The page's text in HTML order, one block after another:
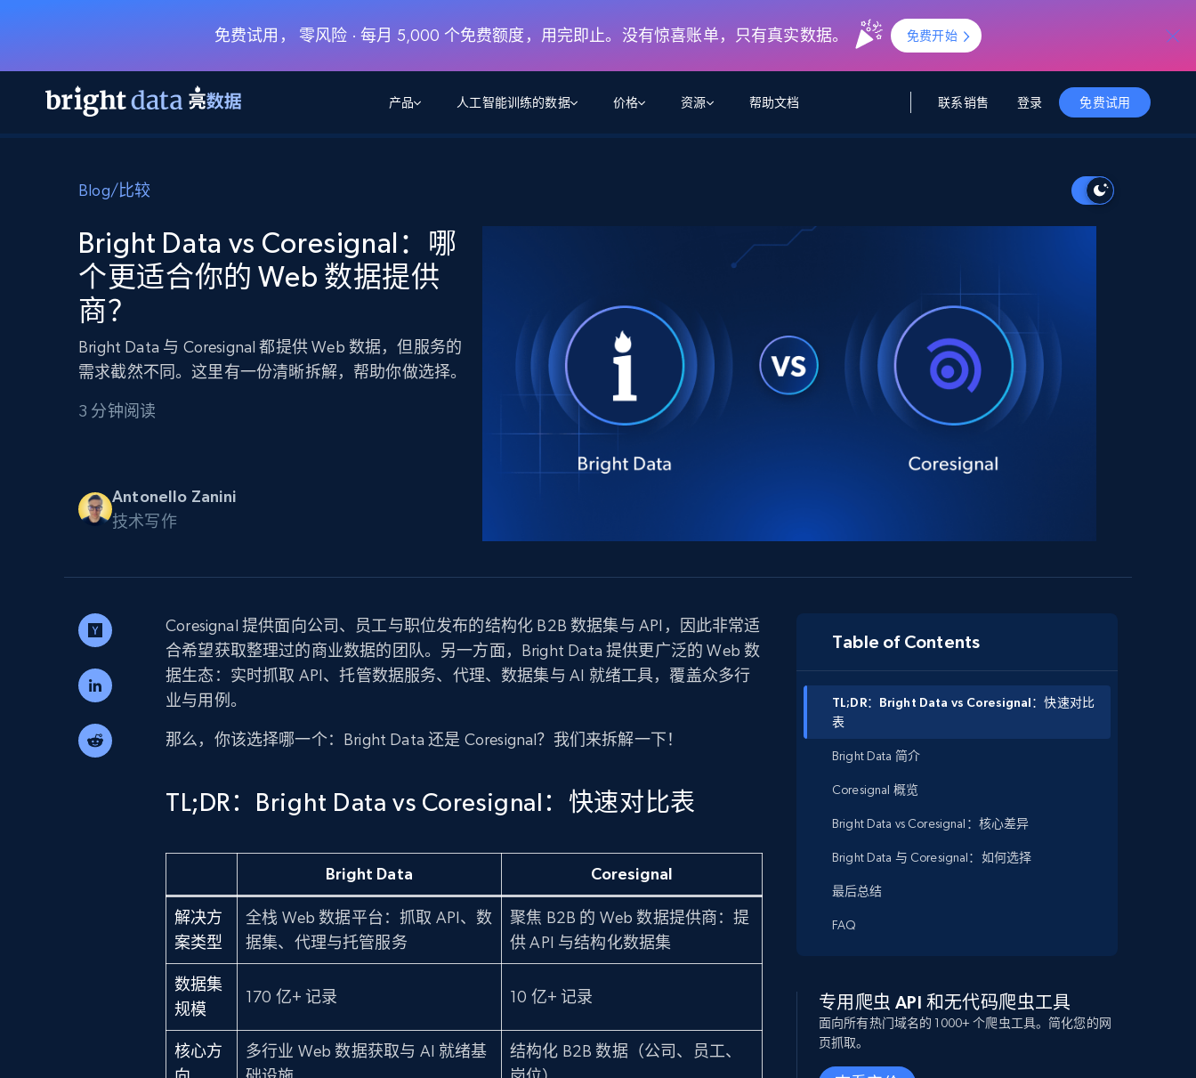
免费试用， 零风险 · 每月 5,000 个免费额度，用完即止。没有惊喜账单，只有真实数据。 免费开始
产品
Discover API
始终在线的代理实时网页发现
Google Bing Duckduckgo Yandex
爬虫浏览器 API
键启动内置隐匿模式的远程浏览器
从 600+ 个网站获取实时数据
来自 600+ 个域名的预收集数据
领英
电商 社交媒体 房地产
缓存速递
实时网页数据，采集即交付
解锁实时电商洞察与AI驱动的业务推荐
测试版
在海量级网页数据上运行复杂
查询
动态代理
人工智能训练的数据
视频信息流——为 VLA 准备就绪
获取持续、定向的网页视频，用于训练人形机
器人策略
让 AI 应用具备搜索与爬取整个网络的能力
站式工具包，全面解锁网页
价格
爬虫 API
起价
$1/1k请求
爬虫浏览器 API
起价
$5/GB
起价
$250/100K 记录条
缓存速递
起价
$0.2/1k HTML
洞察
$2000/月
免费套餐
起价
资源
工具
第三方工具集成
浏览器扩展
网站地图
博客
案例研究
代理位置
Bright SDK
帮助文档 登录
联系销售 免费试用
Blog/比较
Bright Data vs Coresignal：哪
个更适合你的 Web 数据提供
商？
Bright Data 与 Coresignal 都提供 Web 数据，但服务的
需求截然不同。这里有一份清晰拆解，帮助你做选择。
3 分钟阅读
Antonello Zanini
技术写作
Coresignal 提供面向公司、员工与职位发布的结构化 B2B 数据集与 API，因此非常适
合希望获取整理过的商业数据的团队。另一方面，Bright Data 提供更广泛的 Web 数
据生态：实时抓取 API、托管数据服务、代理、数据集与 AI 就绪工具，覆盖众多行
业与用例。
那么，你该选择哪一个：Bright Data 还是 Coresignal？我们来拆解一下！
TL;DR：Bright Data vs Coresignal：快速对比表
Bright Data Coresignal
解决方
案类型
全栈 Web 数据平台：抓取 API、数
据集、代理与托管服务
聚焦 B2B 的 Web 数据提供商：提
供 API 与结构化数据集
数据集
规模
170 亿+ 记录 10 亿+ 记录
核心方
多行业 Web 数据获取与 AI 就绪基
结构化 B2B 数据（公司、员工、
Table of Contents
TL;DR：Bright Data vs Coresignal：快速对比
表
Bright Data 简介
Coresignal 概览
Bright Data vs Coresignal：核心差异
Bright Data 与 Coresignal：如何选择
最后总结
FAQ
专用爬虫 API 和无代码爬虫工具
面向所有热门域名的 1000+ 个爬虫工具。简化您的网
页抓取。